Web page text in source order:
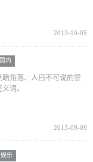
2013-10-05
国内
角落、人曰不可说的禁
词。
2013-09-09
娱乐